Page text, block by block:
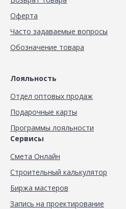
Оферта
Часто задаваемые вопросы
Обозначение товара
Лояльность
Отдел оптовых продаж
Подарочные карты
Программы лояльности
Сервисы
Смета Онлайн
Строительный калькулятор
Биржа мастеров
Запись на проектирование